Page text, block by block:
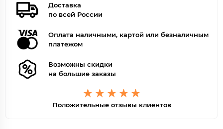
Доставка
по всей России
Оплата наличными, картой или безналичным
платежом
Возможны скидки
на большие заказы
Положительные отзывы клиентов